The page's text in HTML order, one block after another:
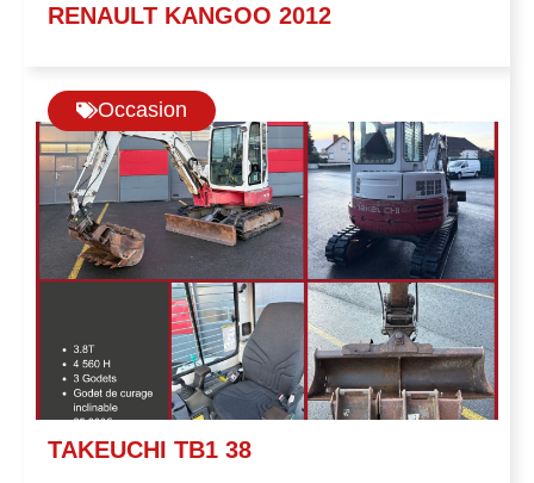
RENAULT KANGOO 2012
Occasion
TAKEUCHI TB1 38